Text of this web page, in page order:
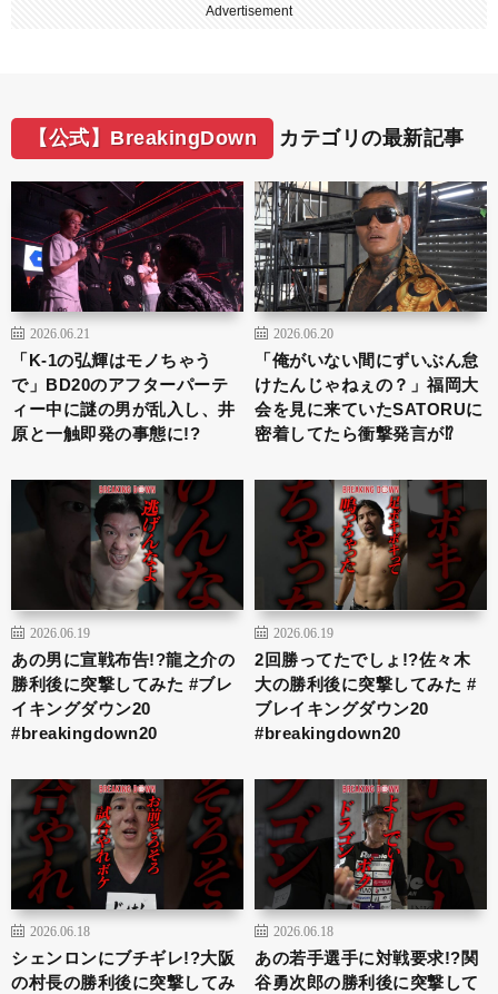
Advertisement
【公式】BreakingDown カテゴリの最新記事
2026.06.21
「K-1の弘輝はモノちゃう
で」BD20のアフターパーテ
ィー中に謎の男が乱入し、井
原と一触即発の事態に!?
2026.06.20
「俺がいない間にずいぶん怠
けたんじゃねぇの？」福岡大
会を見に来ていたSATORUに
密着してたら衝撃発言が⁉︎
2026.06.19
あの男に宣戦布告!?龍之介の
勝利後に突撃してみた #ブレ
イキングダウン20
#breakingdown20
2026.06.19
2回勝ってたでしょ!?佐々木
大の勝利後に突撃してみた #
ブレイキングダウン20
#breakingdown20
2026.06.18
シェンロンにブチギレ!?大阪
の村長の勝利後に突撃してみ
2026.06.18
あの若手選手に対戦要求!?関
谷勇次郎の勝利後に突撃して